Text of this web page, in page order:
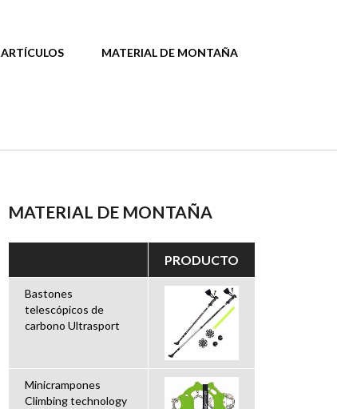
ARTÍCULOS MATERIAL DE MONTAÑA
MATERIAL DE MONTAÑA
PRODUCTO
Bastones
telescópicos de
carbono Ultrasport
Minicrampones
Climbing technology